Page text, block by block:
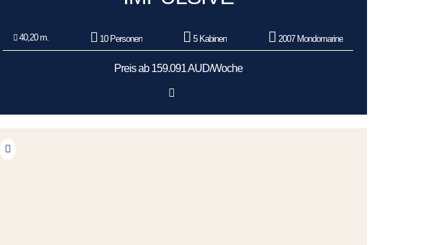
40,20 m. 10 Personen 5 Kabinen 2007 Mondomarine
Preis ab 159.091 AUD/Woche